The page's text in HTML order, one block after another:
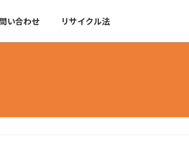
問い合わせ リサイクル法